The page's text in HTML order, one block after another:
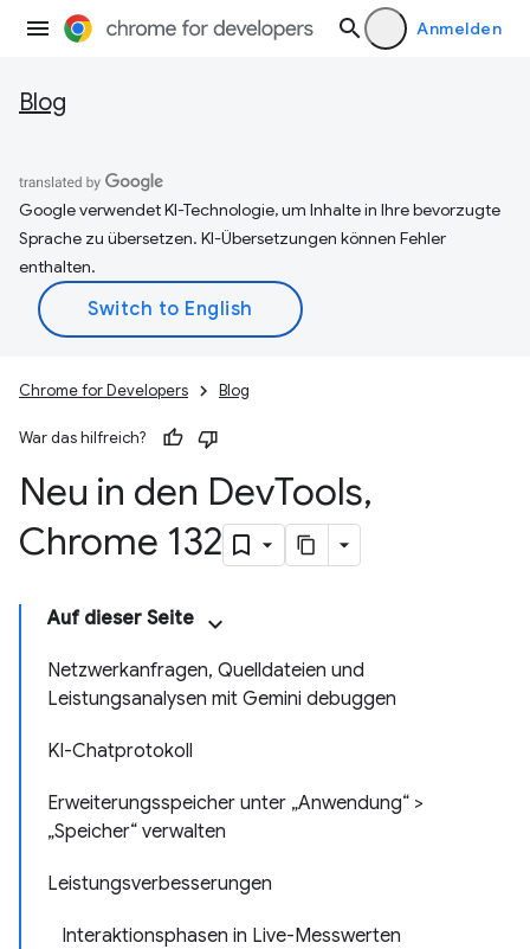
Anmelden
Blog
Google verwendet KI-Technologie, um Inhalte in Ihre bevorzugte
Sprache zu übersetzen. KI-Übersetzungen können Fehler
enthalten.
Chrome for Developers Blog
War das hilfreich?
Neu in den DevTools,
Chrome 132
Auf dieser Seite
Netzwerkanfragen, Quelldateien und
Leistungsanalysen mit Gemini debuggen
KI-Chatprotokoll
Erweiterungsspeicher unter „Anwendung“ >
„Speicher“ verwalten
Leistungsverbesserungen
Interaktionsphasen in Live-Messwerten